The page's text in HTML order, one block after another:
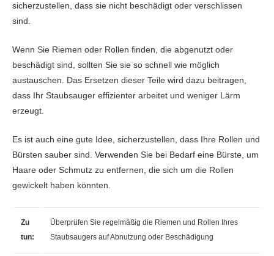
sicherzustellen, dass sie nicht beschädigt oder verschlissen
sind.
Wenn Sie Riemen oder Rollen finden, die abgenutzt oder
beschädigt sind, sollten Sie sie so schnell wie möglich
austauschen. Das Ersetzen dieser Teile wird dazu beitragen,
dass Ihr Staubsauger effizienter arbeitet und weniger Lärm
erzeugt.
Es ist auch eine gute Idee, sicherzustellen, dass Ihre Rollen und
Bürsten sauber sind. Verwenden Sie bei Bedarf eine Bürste, um
Haare oder Schmutz zu entfernen, die sich um die Rollen
gewickelt haben könnten.
Zu
tun:
Überprüfen Sie regelmäßig die Riemen und Rollen Ihres
Staubsaugers auf Abnutzung oder Beschädigung